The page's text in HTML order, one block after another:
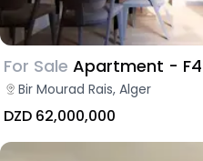
For Sale Apartment - F4
Bir Mourad Rais, Alger
DZD 62,000,000